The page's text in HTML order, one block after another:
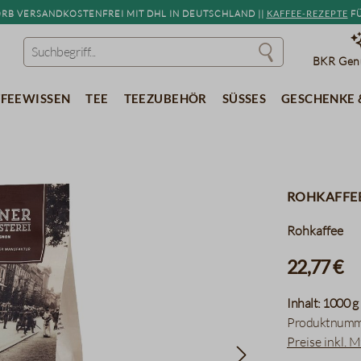
versandkostenfrei mit DHL in Deutschland || Kaffee-Rezepte
BKR
Tee Teezubehör Süßes Geschenke
Rohkaffee
22,77 €
Inhalt: 1000 g
Preise inkl.